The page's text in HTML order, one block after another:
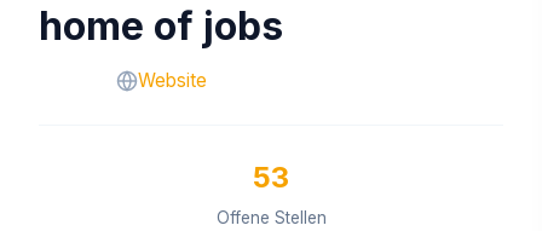
home of jobs
Website
53
Offene Stellen